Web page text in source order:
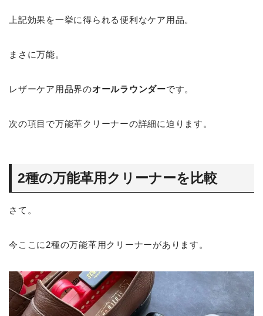
上記効果を一挙に得られる便利なケア用品。
まさに万能。
レザーケア用品界のオールラウンダーです。
次の項目で万能革クリーナーの詳細に迫ります。
2種の万能革用クリーナーを比較
さて。
今ここに2種の万能革用クリーナーがあります。